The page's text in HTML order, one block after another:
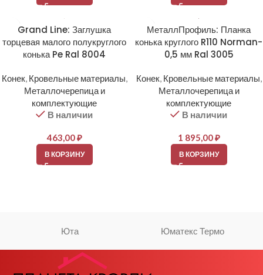
Grand Line: Заглушка
торцевая малого полукруглого
конька Pe Ral 8004
Конек, Кровельные материалы,
Металлочерепица и
комплектующие
В наличии
463,00₽
В КОРЗИНУ
МеталлПрофиль: Планка
конька круглого R110 Norman-
0,5 мм Ral 3005
Конек, Кровельные материалы,
Металлочерепица и
комплектующие
В наличии
1 895,00₽
В КОРЗИНУ
Юта Юматекс Термо